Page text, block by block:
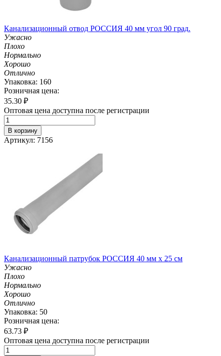
Канализационный отвод РОССИЯ 40 мм угол 90 град.
Ужасно
Плохо
Нормально
Хорошо
Отлично
Упаковка: 160
Розничная цена:
35.30 ₽
Оптовая цена доступна после регистрации
В корзину
Артикул: 7156
Канализационный патрубок РОССИЯ 40 мм х 25 см
Ужасно
Плохо
Нормально
Хорошо
Отлично
Упаковка: 50
Розничная цена:
63.73 ₽
Оптовая цена доступна после регистрации